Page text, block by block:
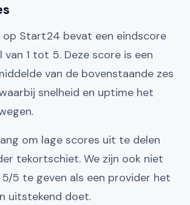
op Start24 bevat een eindscore
van 1 tot 5. Deze score is een
van de bovenstaande zes
snelheid en uptime het
om lage scores uit te delen
tekortschiet. We zijn ook niet
5 te geven als een provider het
uitstekend doet.